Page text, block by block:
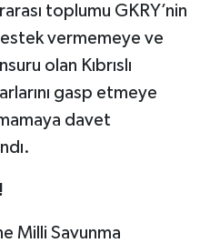
toplumu GKRY’nin
vermemeye ve
olan Kıbrıslı
gasp etmeye
davet
Milli Savunma